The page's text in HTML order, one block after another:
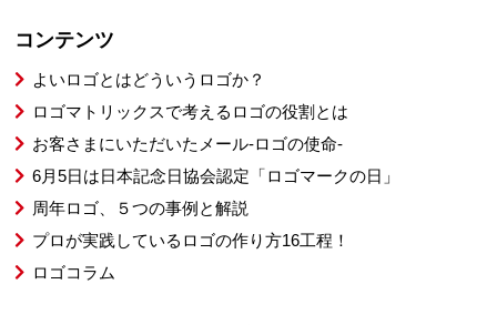
コンテンツ
よいロゴとはどういうロゴか？
ロゴマトリックスで考えるロゴの役割とは
お客さまにいただいたメール-ロゴの使命-
6月5日は日本記念日協会認定「ロゴマークの日」
周年ロゴ、５つの事例と解説
プロが実践しているロゴの作り方16工程！
ロゴコラム